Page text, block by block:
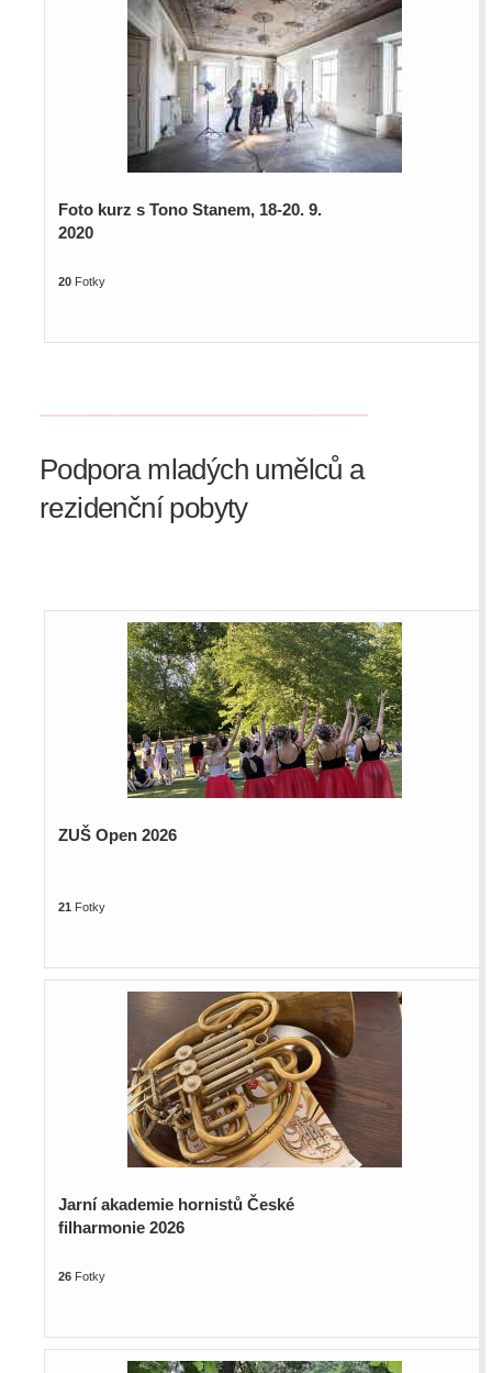
Foto kurz s Tono Stanem, 18-20. 9.
2020
20Fotky
Podpora mladých umělců a
rezidenční pobyty
ZUŠ Open 2026
21 Fotky
Jarní akademie hornistů České
filharmonie 2026
26Fotky